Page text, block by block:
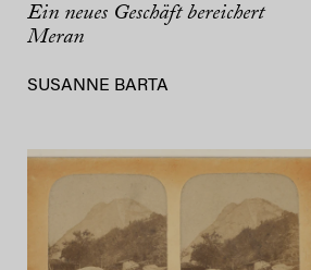
Ein neues Geschäft bereichert
Meran
SUSANNE BARTA